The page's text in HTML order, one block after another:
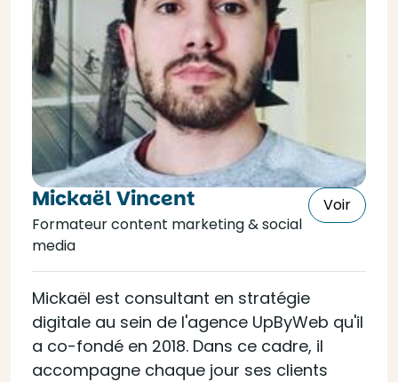
Mickaël Vincent
Formateur content marketing & social
media
Voir
Mickaël est consultant en stratégie
digitale au sein de l'agence UpByWeb qu'il
a co-fondé en 2018. Dans ce cadre, il
accompagne chaque jour ses clients